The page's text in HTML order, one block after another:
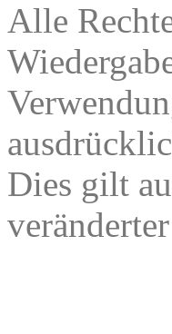
Alle
Dies gilt